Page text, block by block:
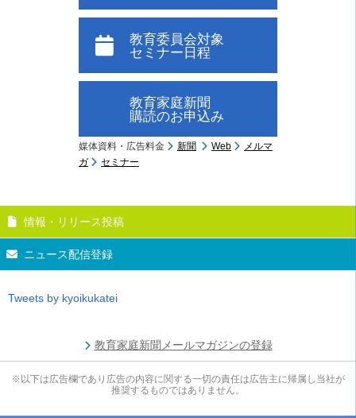
教育委員会対象
セミナー日程
教育家庭新聞
購読のお申込み
媒体資料・広告料金 新聞 Web
メルマ
ガ
セミナー
情報・リリース投稿
ニュース配信登録
Tweets by kyoikukatei
教育家庭新聞メールマガジンの登録
※以下は広告欄であり広告の内容に関する一切の責任は広告主に帰属し当社が
推奨するものではありません。